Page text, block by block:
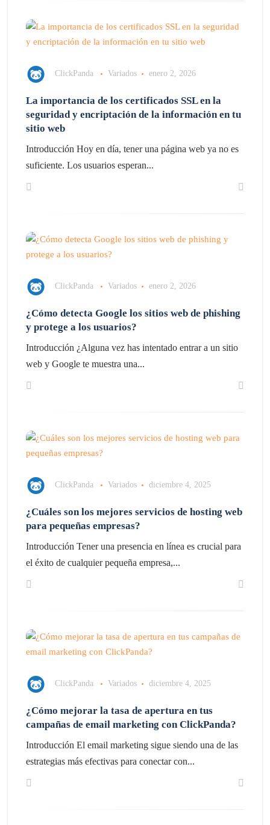
ClickPanda Variados enero 2, 2026
La importancia de los certificados SSL en la
seguridad y encriptación de la información en tu
sitio web
Introducción Hoy en día, tener una página web ya no es
suficiente. Los usuarios esperan...
ClickPanda Variados enero 2, 2026
¿Cómo detecta Google los sitios web de phishing
y protege a los usuarios?
Introducción ¿Alguna vez has intentado entrar a un sitio
web y Google te muestra una...
ClickPanda Variados diciembre 4, 2025
¿Cuáles son los mejores servicios de hosting web
para pequeñas empresas?
Introducción Tener una presencia en línea es crucial para
el éxito de cualquier pequeña empresa,...
ClickPanda Variados diciembre 4, 2025
¿Cómo mejorar la tasa de apertura en tus
campañas de email marketing con ClickPanda?
Introducción El email marketing sigue siendo una de las
estrategias más efectivas para conectar con...